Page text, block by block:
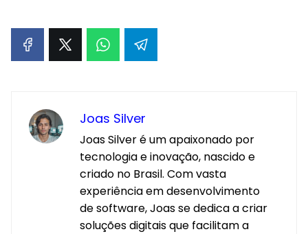
Joas Silver
Joas Silver é um apaixonado por
tecnologia e inovação, nascido e
criado no Brasil. Com vasta
experiência em desenvolvimento
de software, Joas se dedica a criar
soluções digitais que facilitam a